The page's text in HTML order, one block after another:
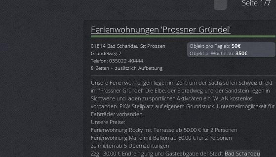
Seite 1/7
Ferienwohnungen 'Prossner Gründel'
01814 Bad Schandau Stt Prossen
Gründelweg 7
Telefon: 035022 40444
8 Betten + zusätzlich Aufbettung
Objekt pro Tag ab: 50€
Objekt p. Woche ab: 350€
Unsere Ferienwohnungen liegen im Zentrum der Sächsischen Schweiz direkt
im "Prossner Gründel" Die Elbe, der Elbradweg und der Sandstein liegen in
Sichtweite und laden zu sportlichen Aktivitäten ein. WLAN kostenlos
vorhanden. PKW Stellplatz auf eigenem Grundstück. Unterstellmöglichkeit für
Fahrräder vorhanden.
Unsere Preise:
Ferienwohnung Rocky mit Terrasse ab 50,00 € für 2 Personen
Ferienwohnung Marie mit Balkon ab 60,00 € für 2 Personen
zu mieten ab 5 Übernachtungen
Zzgl. 30,00 € Endreinigung und Gästeabgabe der Stadt Bad Schandau